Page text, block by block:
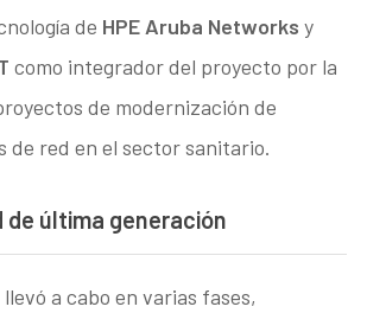
de HPE Aruba Networks y
como integrador del proyecto por la
de modernización de
red en el sector sanitario.
de última generación
a cabo en varias fases,